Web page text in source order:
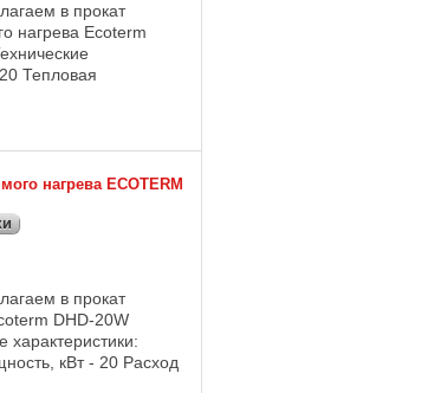
в прокат
нагрева Ecoterm
Тепловая
нагрева ECOTERM
в прокат
DHD-20W
характеристики:
кВт - 20 Расход